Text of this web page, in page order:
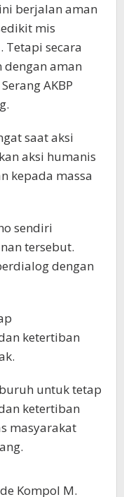
berjalan aman
mis
Tetapi secara
aman
AKBP
saat aksi
aksi humanis
kepada massa
sendiri
tersebut.
dengan
ketertiban
untuk tetap
ketertiban
masyarakat
Kompol M.